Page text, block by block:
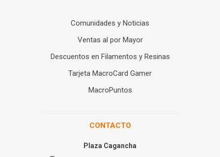
Comunidades y Noticias
Ventas al por Mayor
Descuentos en Filamentos y Resinas
Tarjeta MacroCard Gamer
MacroPuntos
CONTACTO
Plaza Cagancha